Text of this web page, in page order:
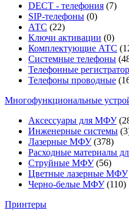
DECT - телефония (7)
SIP-телефоны (0)
АТС (22)
Ключи активации (0)
Комплектующие АТС
Системные телефоны
Телефонные
Телефоны проводные
Многофункциональные
Аксессуары для МФУ
Инженерные системы
Лазерные МФУ(378)
Расходные материалы
Струйные МФУ(56)
Цветные лазерные МФУ
Черно-белые МФУ(110)
Принтеры